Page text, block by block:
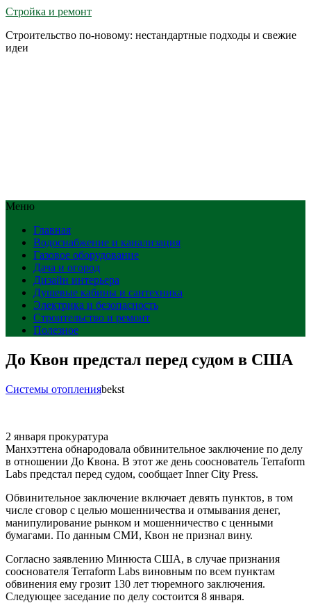
Стройка и ремонт
Строительство по-новому: нестандартные подходы и свежие
идеи
Меню
Главная
Водоснабжение и канализация
Газовое оборудование
Дача и огород
Дизайн интерьера
Душевые кабины и сантехника
Электрика и безопасность
Строительство и ремонт
Полезное
До Квон предстал перед судом в США
Системы отопленияbekst
2 января прокуратура
Манхэттена обнародовала обвинительное заключение по делу
в отношении До Квона. В этот же день сооснователь Terraform
Labs предстал перед судом, сообщает Inner City Press.
Обвинительное заключение включает девять пунктов, в том
числе сговор с целью мошенничества и отмывания денег,
манипулирование рынком и мошенничество с ценными
бумагами. По данным СМИ, Квон не признал вину.
Согласно заявлению Минюста США, в случае признания
сооснователя Terraform Labs виновным по всем пунктам
обвинения ему грозит 130 лет тюремного заключения.
Следующее заседание по делу состоится 8 января.